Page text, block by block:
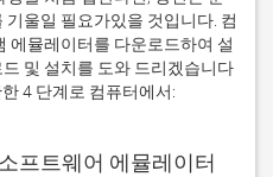
울일 필요가있을 것입니다. 컴
에뮬레이터를 다운로드하여 설
및 설치를 도와 드리겠습니다
4 단계로 컴퓨터에서:
프트웨어 에뮬레이터